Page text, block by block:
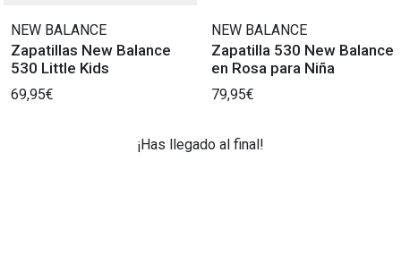
NEW BALANCE
Zapatillas New Balance
530 Little Kids
69,95€
NEW BALANCE
Zapatilla 530 New Balance
en Rosa para Niña
79,95€
¡Has llegado al final!